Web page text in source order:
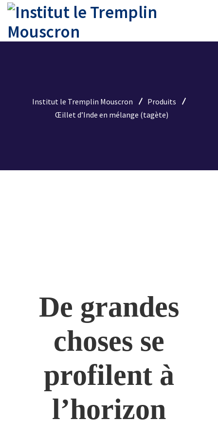
Institut le Tremplin Mouscron
Produits
Œillet d’Inde en mélange (tagète)
De grandes
choses se
profilent à
l’horizon